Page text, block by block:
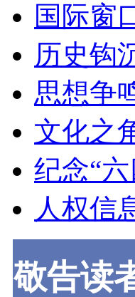
国际窗
历史钩
思想争
文化之
纪念“六
人权信
敬告读